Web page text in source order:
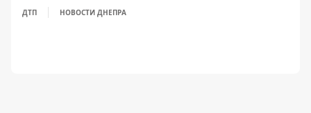
ДТП НОВОСТИ ДНЕПРА